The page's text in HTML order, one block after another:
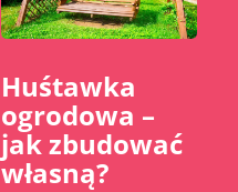
Huśtawka
ogrodowa –
jak zbudować
własną?